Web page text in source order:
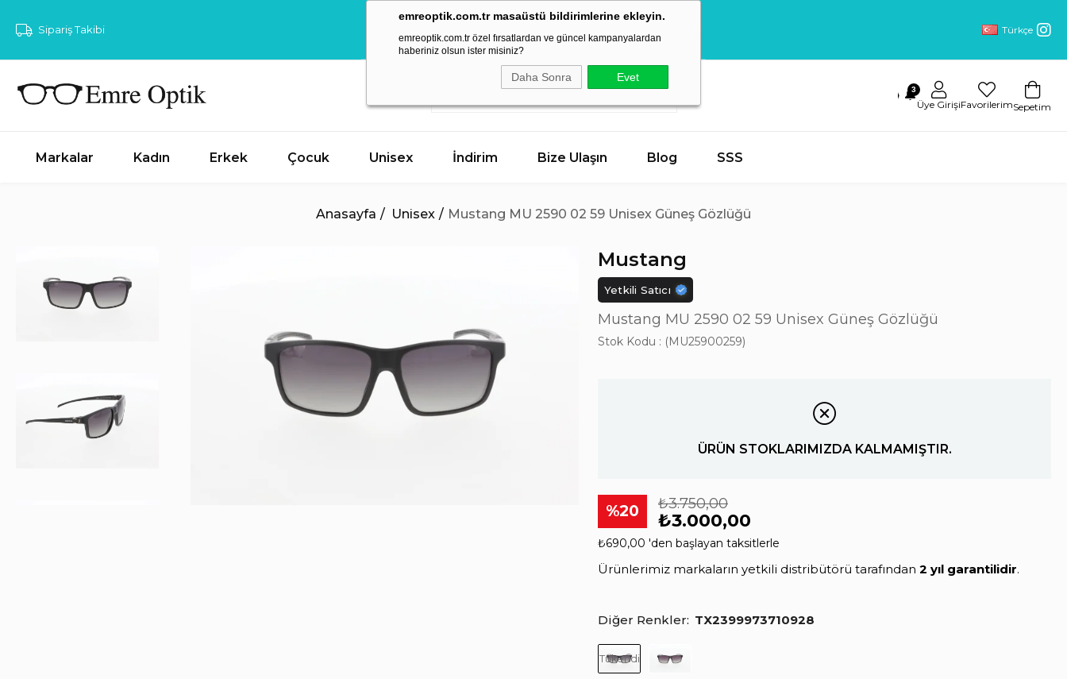
emreoptik.com.tr masaüstü bildirimlerine ekleyin.
emreoptik.com.tr özel fırsatlardan ve güncel kampanyalardan
haberiniz olsun ister misiniz?
Daha Sonra Evet
Sipariş Takibi
Mega Yaz
Başladı!
Türkçe
🔔
3
Üye GirişiFavorilerimSepetim
Markalar Kadın Erkek Çocuk Unisex İndirim Bize Ulaşın Blog SSS
Anasayfa Unisex Mustang MU 2590 02 59 Unisex Güneş Gözlüğü
Mustang
Yetkili Satıcı
Mustang MU 2590 02 59 Unisex Güneş Gözlüğü
Stok Kodu (MU25900259)
ÜRÜN STOKLARIMIZDA KALMAMIŞTIR.
20 ₺3.750,00
₺3.000,00
₺690,00 'den başlayan taksitlerle
Ürünlerimiz markaların yetkili distribütörü tarafından 2 yıl garantilidir.
Diğer Renkler TX2399973710928
Tükendi